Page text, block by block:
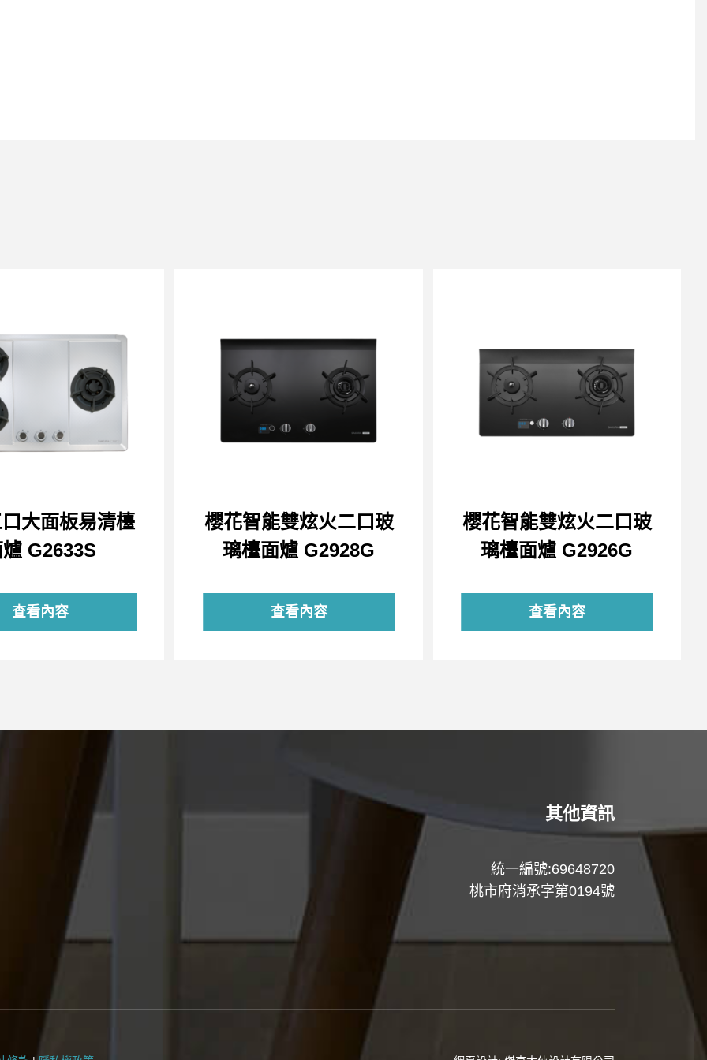
大面板易清檯
G2633S
查看內容
櫻花智能雙炫火二口玻
璃檯面爐 G2928G
查看內容
櫻花智能雙炫火二口玻
璃檯面爐 G2926G
查看內容
其他資訊
統一編號:69648720
桃市府消承字第0194號